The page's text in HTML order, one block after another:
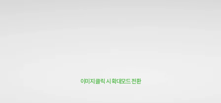
이미지 클릭 시 확대모드 전환